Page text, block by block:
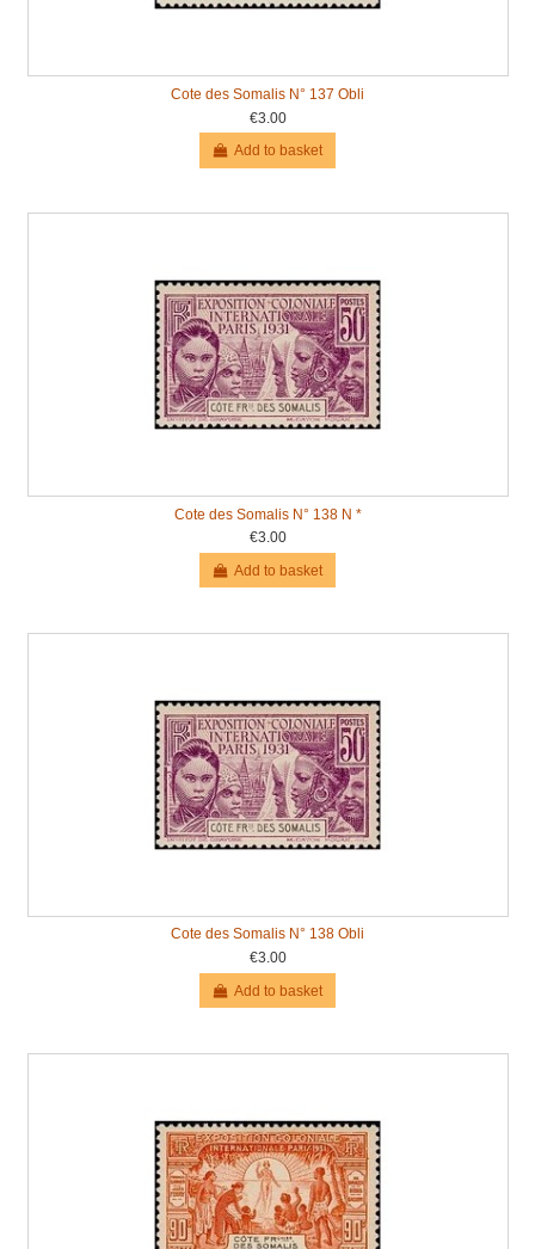
Cote des Somalis N° 137 Obli
€3.00
Add to basket
Cote des Somalis N° 138 N *
€3.00
Add to basket
Cote des Somalis N° 138 Obli
€3.00
Add to basket